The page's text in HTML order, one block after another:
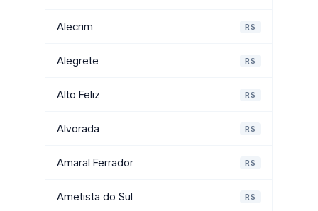
Alecrim RS
Alegrete RS
Alto Feliz RS
Alvorada RS
Amaral Ferrador RS
Ametista do Sul RS